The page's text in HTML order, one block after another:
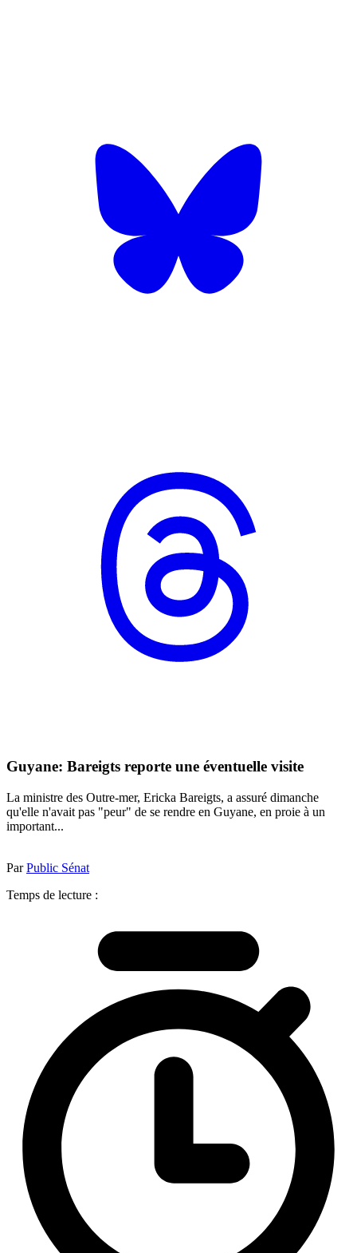
Guyane: Bareigts reporte une éventuelle visite
La ministre des Outre-mer, Ericka Bareigts, a assuré dimanche
qu'elle n'avait pas "peur" de se rendre en Guyane, en proie à un
important...
ParPublic Sénat
Temps de lecture :